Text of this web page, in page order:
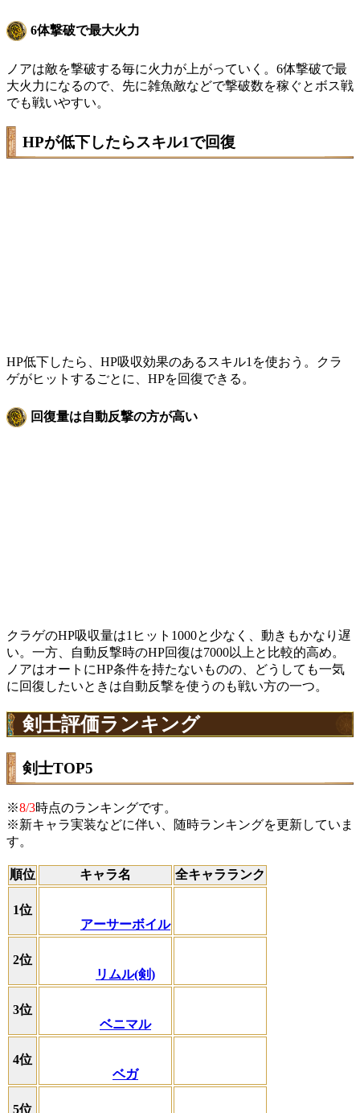
6体撃破で最大火力
ノアは敵を撃破する毎に火力が上がっていく。6体撃破で最
大火力になるので、先に雑魚敵などで撃破数を稼ぐとボス戦
でも戦いやすい。
HPが低下したらスキル1で回復
HP低下したら、HP吸収効果のあるスキル1を使おう。クラ
ゲがヒットするごとに、HPを回復できる。
回復量は自動反撃の方が高い
クラゲのHP吸収量は1ヒット1000と少なく、動きもかなり遅
い。一方、自動反撃時のHP回復は7000以上と比較的高め。
ノアはオートにHP条件を持たないものの、どうしても一気
に回復したいときは自動反撃を使うのも戦い方の一つ。
剣士評価ランキング
剣士TOP5
※8/3時点のランキングです。
※新キャラ実装などに伴い、随時ランキングを更新していま
す。
順位 キャラ名 全キャラランク
1位
アーサーボイル
2位
リムル(剣)
3位
ベニマル
4位
ベガ
5位